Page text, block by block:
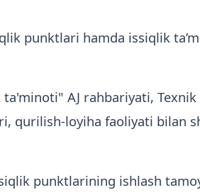
punktlari hamda issiqlik
AJ rahbariyati,
qurilish-loyiha faoliyati bilan
punktlarining ishlash